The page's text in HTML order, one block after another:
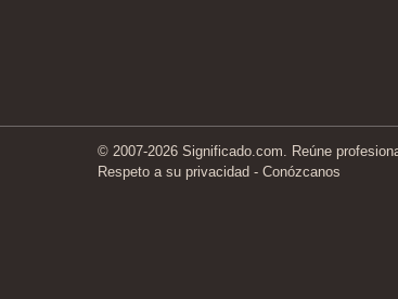
© 2007-2026 Significado.com. Reúne
Respeto a su privacidad - Conózcanos